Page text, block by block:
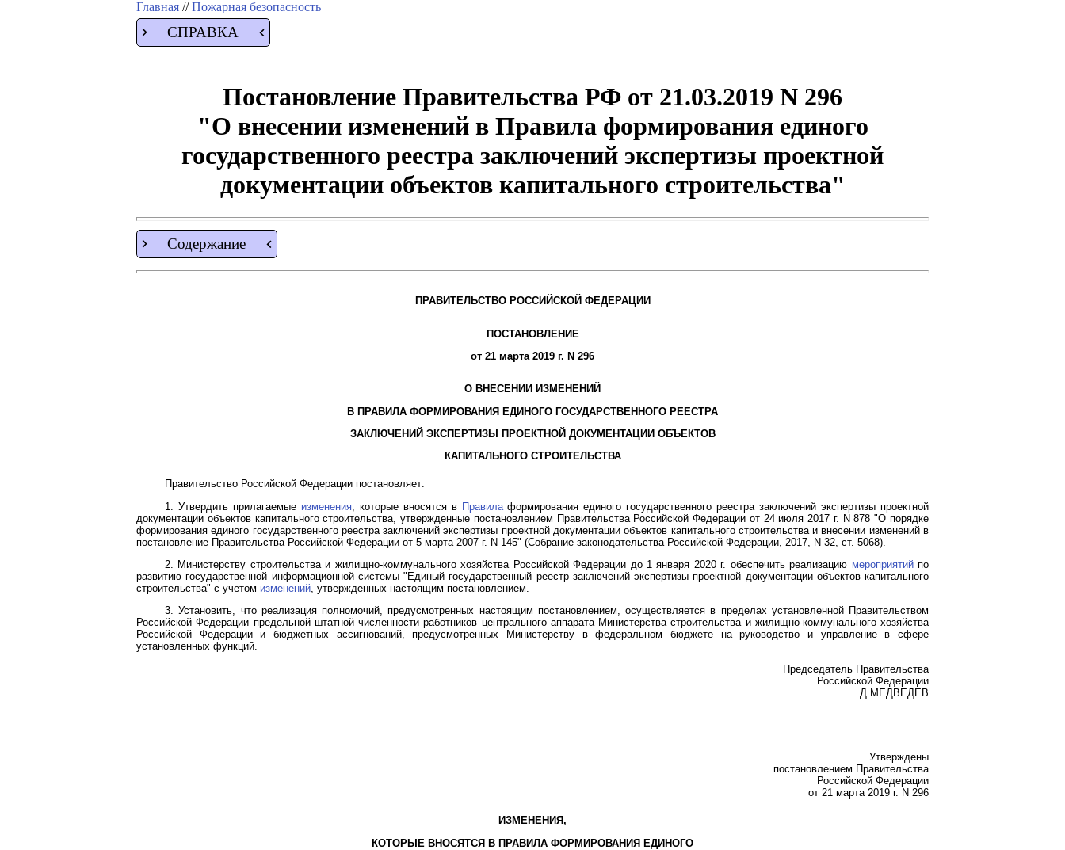
Главная //Пожарная безопасность
СПРАВКА
Постановление Правительства РФ от 21.03.2019 N 296
"О внесении изменений в Правила формирования единого
государственного реестра заключений экспертизы проектной
документации объектов капитального строительства"
Содержание
ПРАВИТЕЛЬСТВО РОССИЙСКОЙ ФЕДЕРАЦИИ
ПОСТАНОВЛЕНИЕ
от 21 марта 2019 г. N 296
О ВНЕСЕНИИ ИЗМЕНЕНИЙ
В ПРАВИЛА ФОРМИРОВАНИЯ ЕДИНОГО ГОСУДАРСТВЕННОГО РЕЕСТРА
ЗАКЛЮЧЕНИЙ ЭКСПЕРТИЗЫ ПРОЕКТНОЙ ДОКУМЕНТАЦИИ ОБЪЕКТОВ
КАПИТАЛЬНОГО СТРОИТЕЛЬСТВА
Правительство Российской Федерации постановляет:
1. Утвердить прилагаемые изменения, которые вносятся в Правилаформирования единого государственного реестра заключений экспертизы проектной
документации объектов капитального строительства, утвержденные постановлением Правительства Российской Федерации от 24 июля 2017 г. N 878 "О порядке
формирования единого государственного реестра заключений экспертизы проектной документации объектов капитального строительства и внесении изменений в
постановление Правительства Российской Федерации от 5 марта 2007 г. N 145" (Собрание законодательства Российской Федерации, 2017, N 32, ст. 5068).
2. Министерству строительства и жилищно-коммунального хозяйства Российской Федерации до 1 января 2020 г. обеспечить реализацию мероприятийпо
развитию государственной информационной системы "Единый государственный реестр заключений экспертизы проектной документации объектов капитального
строительства" с учетом изменений, утвержденных настоящим постановлением.
3. Установить, что реализация полномочий, предусмотренных настоящим постановлением, осуществляется в пределах установленной Правительством
Российской Федерации предельной штатной численности работников центрального аппарата Министерства строительства и жилищно-коммунального хозяйства
Российской Федерации и бюджетных ассигнований, предусмотренных Министерству в федеральном бюджете на руководство и управление в сфере
установленных функций.
Председатель Правительства
Российской Федерации
Д.МЕДВЕДЕВ
Утверждены
постановлением Правительства
Российской Федерации
от 21 марта 2019 г. N 296
ИЗМЕНЕНИЯ,
КОТОРЫЕ ВНОСЯТСЯ В ПРАВИЛА ФОРМИРОВАНИЯ ЕДИНОГО